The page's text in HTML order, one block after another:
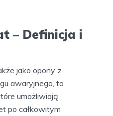
– Definicja i
jako opony z
awaryjnego, to
umożliwiają
po całkowitym